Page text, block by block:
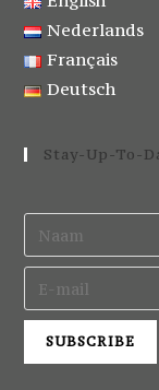
Nederlands
Français
Deutsch
Stay-Up-To-